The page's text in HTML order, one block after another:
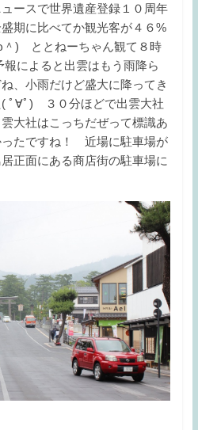
ースで世界遺産登録１０周年
期に比べてか観光客が４６%
＾) ととねーちゃん観て８時
によると出雲はもう雨降ら
、小雨だけど盛大に降ってき
( ﾟ∀ﾟ) ３０分ほどで出雲大社
大社はこっちだぜって標識あ
ったですね！ 近場に駐車場が
正面にある商店街の駐車場に